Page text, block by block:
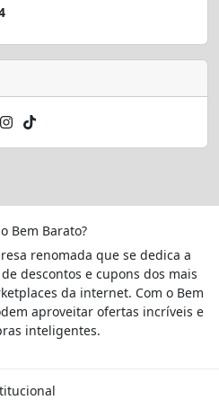
Bem Barato?
renomada que se dedica a
descontos e cupons dos mais
da internet. Com o Bem
aproveitar ofertas incríveis e
inteligentes.